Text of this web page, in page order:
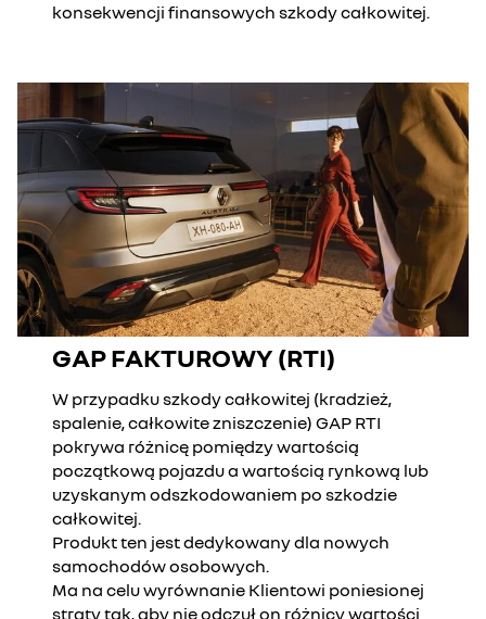
konsekwencji finansowych szkody całkowitej.
GAP FAKTUROWY (RTI)
W przypadku szkody całkowitej (kradzież,
spalenie, całkowite zniszczenie) GAP RTI
pokrywa różnicę pomiędzy wartością
początkową pojazdu a wartością rynkową lub
uzyskanym odszkodowaniem po szkodzie
całkowitej.
Produkt ten jest dedykowany dla nowych
samochodów osobowych.
Ma na celu wyrównanie Klientowi poniesionej
straty tak, aby nie odczuł on różnicy wartości